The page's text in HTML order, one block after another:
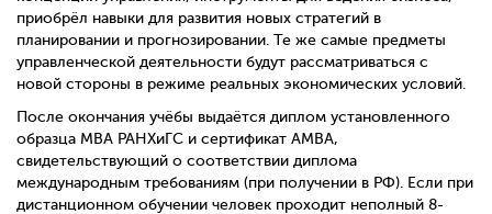
приобрёл навыки для развития новых стратегий в
планировании и прогнозировании. Те же самые предметы
управленческой деятельности будут рассматриваться с
новой стороны в режиме реальных экономических условий.
После окончания учёбы выдаётся диплом установленного
образца MBA РАНХиГС и сертификат AMBA,
свидетельствующий о соответствии диплома
международным требованиям (при получении в РФ). Если при
дистанционном обучении человек проходит неполный 8-